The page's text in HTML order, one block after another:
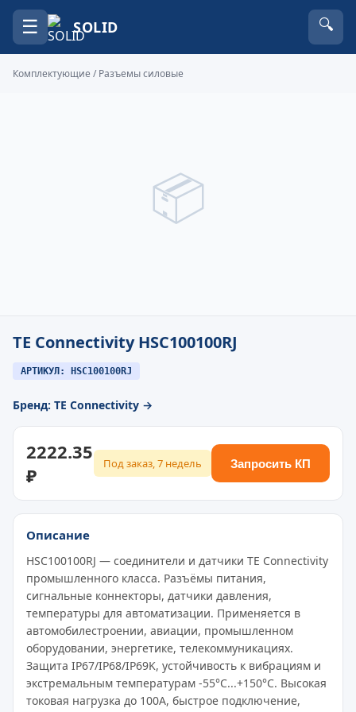
☰ SOLID 🔍
Комплектующие /Разъемы силовые
📦
TE Connectivity HSC100100RJ
АРТИКУЛ: HSC100100RJ
Бренд: TE Connectivity →
2222.35
₽
Под заказ, 7 недель Запросить КП
Описание
HSC100100RJ — соединители и датчики TE Connectivity
промышленного класса. Разъёмы питания,
сигнальные коннекторы, датчики давления,
температуры для автоматизации. Применяется в
автомобилестроении, авиации, промышленном
оборудовании, энергетике, телекоммуникациях.
Защита IP67/IP68/IP69K, устойчивость к вибрациям и
экстремальным температурам -55°C...+150°C. Высокая
токовая нагрузка до 100A, быстрое подключение,